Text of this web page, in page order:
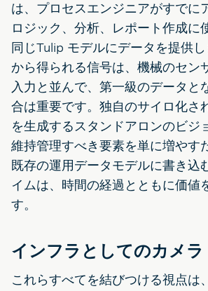
は、プロセスエンジニアがすでに
ロジック、分析、レポート作成に
同じTulip モデルにデータを提供
から得られる信号は、機械のセン
入力と並んで、第一級のデータと
合は重要です。独自のサイロ化さ
を生成するスタンドアロンのビジ
維持管理すべき要素を単に増やす
既存の運用データモデルに書き込
イムは、時間の経過とともに価値
す。
インフラとしてのカメラ
これらすべてを結びつける視点は